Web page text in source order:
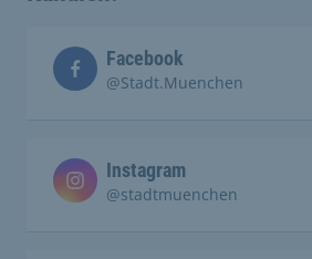
Facebook
@Stadt.Muenchen
Instagram
@stadtmuenchen